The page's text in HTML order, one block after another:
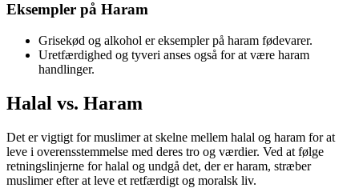
Eksempler på Haram
Grisekød og alkohol er eksempler på haram fødevarer.
Uretfærdighed og tyveri anses også for at være haram
handlinger.
Halal vs. Haram
Det er vigtigt for muslimer at skelne mellem halal og haram for at
leve i overensstemmelse med deres tro og værdier. Ved at følge
retningslinjerne for halal og undgå det, der er haram, stræber
muslimer efter at leve et retfærdigt og moralsk liv.